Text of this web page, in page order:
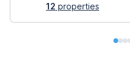
12 properties